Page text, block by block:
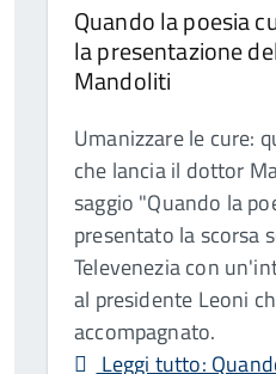
Quando la poesia
la presentazione
Mandoliti
Umanizzare le cure:
che lancia il dottor
saggio "Quando la
presentato la scorsa
Televenezia con
al presidente Leoni
accompagnato.
Leggi tutto: